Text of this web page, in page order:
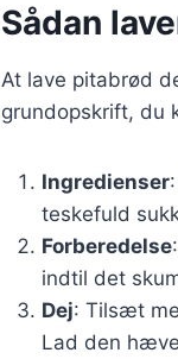
Sådan
At lave pitabrød
grundopskrift, du
Ingredienser
teskefuld
Forberedelse
indtil det
Dej: Tilsæt
Lad den